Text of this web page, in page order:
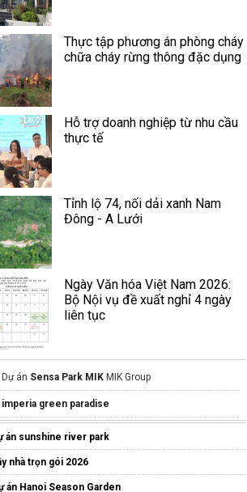
Thực tập phương án phòng cháy
chữa cháy rừng thông đặc dụng
Hỗ trợ doanh nghiệp từ nhu cầu
thực tế
Tỉnh lộ 74, nối dải xanh Nam
Đông - A Lưới
Ngày Văn hóa Việt Nam 2026:
Bộ Nội vụ đề xuất nghỉ 4 ngày
liên tục
Dự án Sensa Park MIK MIK Group
imperia green paradise
Công bố trang chính thức căn hộ
Website chính thức dự ánImperia Green Paradise
án sunshine river park
nhà trọn gói 2026
án Hanoi Season Garden